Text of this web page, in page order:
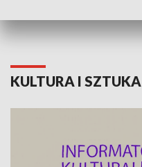
KULTURA I SZTUKA